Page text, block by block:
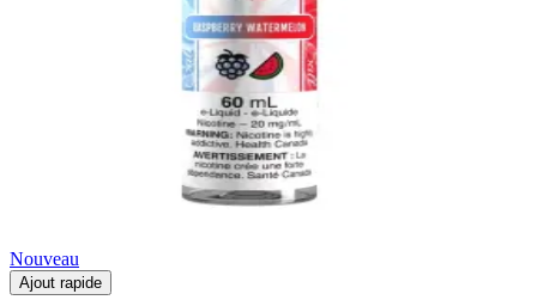
Nouveau
Ajout rapide